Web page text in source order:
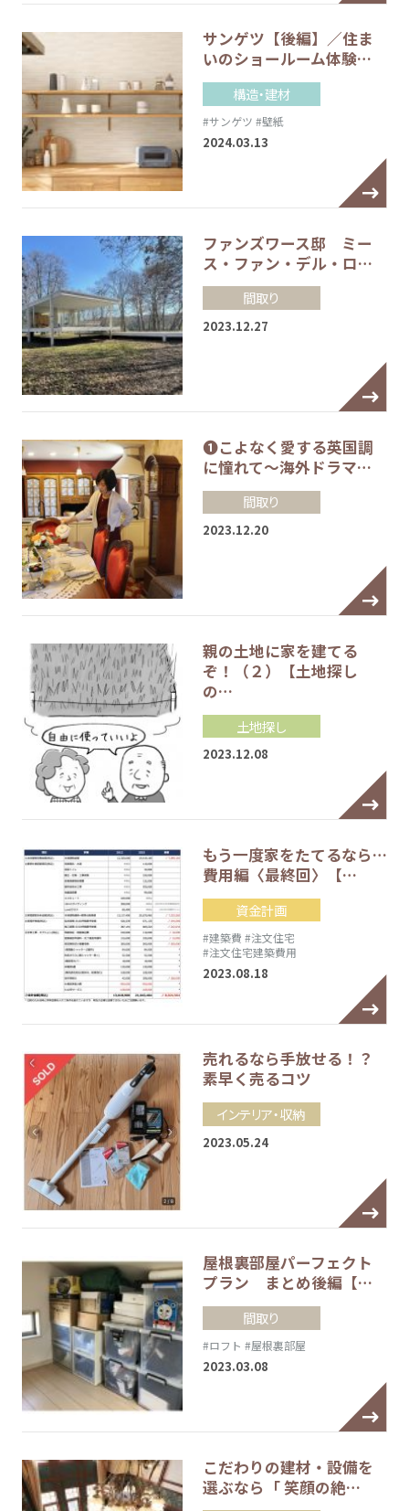
サンゲツ【後編】／住ま
いのショールーム体験…
構造・建材
#サンゲツ #壁紙
2024.03.13
ファンズワース邸 ミー
ス・ファン・デル・ロ…
間取り
2023.12.27
❶こよなく愛する英国調
に憧れて～海外ドラマ…
間取り
2023.12.20
親の土地に家を建てる
ぞ！（２）【土地探し
の…
土地探し
2023.12.08
もう一度家をたてるなら…
費用編〈最終回〉【…
資金計画
#建築費 #注文住宅
#注文住宅建築費用
2023.08.18
売れるなら手放せる！？
素早く売るコツ
インテリア・収納
2023.05.24
屋根裏部屋パーフェクト
プラン まとめ後編【…
間取り
#ロフト #屋根裏部屋
2023.03.08
こだわりの建材・設備を
選ぶなら「 笑顔の絶…